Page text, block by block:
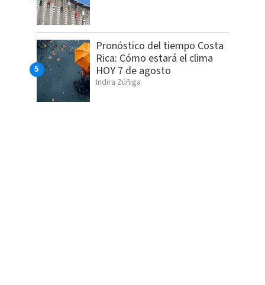
Pronóstico del tiempo Costa
Rica: Cómo estará el clima
HOY 7 de agosto
Indira Zúñiga